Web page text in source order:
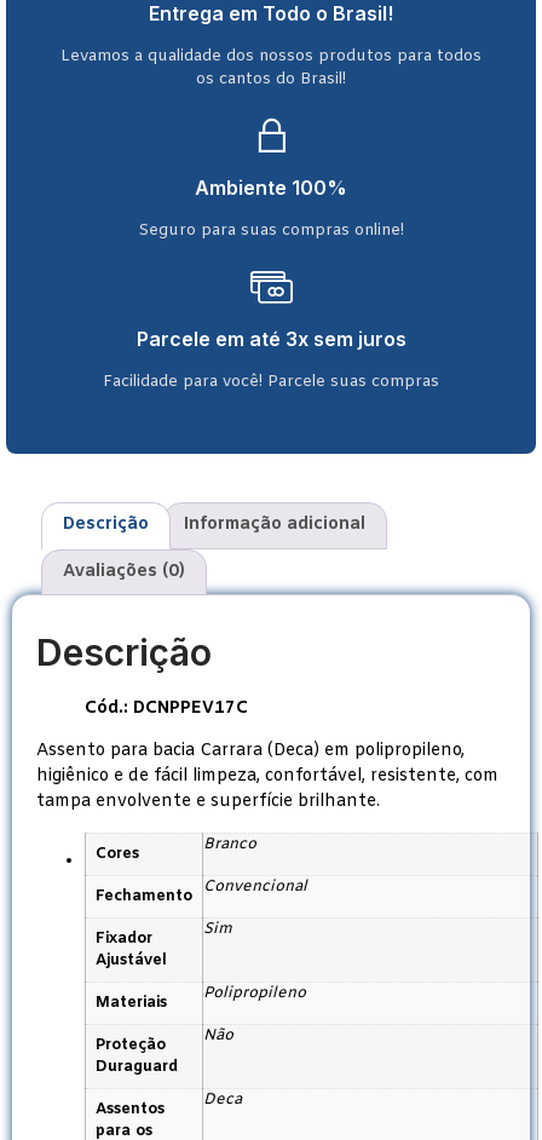
Entrega em Todo o Brasil!
Levamos a qualidade dos nossos produtos para todos
os cantos do Brasil!
Ambiente 100%
Seguro para suas compras online!
Parcele em até 3x sem juros
Facilidade para você! Parcele suas compras
Descrição Informação adicional
Avaliações (0)
Descrição
Cód.: DCNPPEV17C
Assento para bacia Carrara (Deca) em polipropileno,
higiênico e de fácil limpeza, confortável, resistente, com
tampa envolvente e superfície brilhante.
Cores Branco
Fechamento Convencional
Fixador
Ajustável
Sim
Materiais Polipropileno
Proteção
Duraguard
Não
Assentos
para os
Deca